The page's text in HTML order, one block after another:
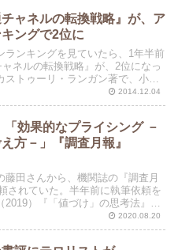
ャネルの転換戦略』が、ア
ングで2位に
ンキングを見ていたら、1年半前
ネルの転換戦略』が、2位になっ
トゥーリ・ランガン著で、小川
2014.12.04
効果的なプライシング －
方－」『調査月報』
藤田さんから、機関誌の『調査月
されていた。半年前に執筆依頼を
）『「値づけ」の思考法』
2020.08.20